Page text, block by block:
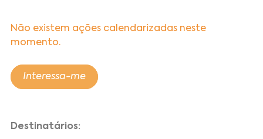
Não existem ações calendarizadas neste
momento.
Interessa-me
Destinatários: